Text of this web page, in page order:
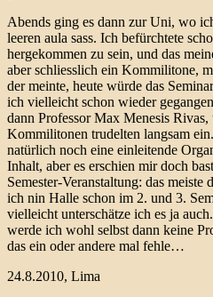
Abends ging es dann zur Uni, wo
leeren aula sass. Ich befürchtete
hergekommen zu sein, und das
aber schliesslich ein Kommilitone,
der meinte, heute würde das
ich vielleicht schon wieder
dann Professor Max Menesis Rivas,
Kommilitonen trudelten langsam
natürlich noch eine einleitende
Inhalt, aber es erschien mir doch
Semester-Veranstaltung: das meiste
ich nin Halle schon im 2. und 3.
vielleicht unterschätze ich es ja
werde ich wohl selbst dann keine
das ein oder andere mal fehle…
24.8.2010, Lima